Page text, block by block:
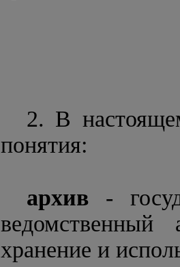
2. В
понятия:
архив -
ведомственный
хранение и